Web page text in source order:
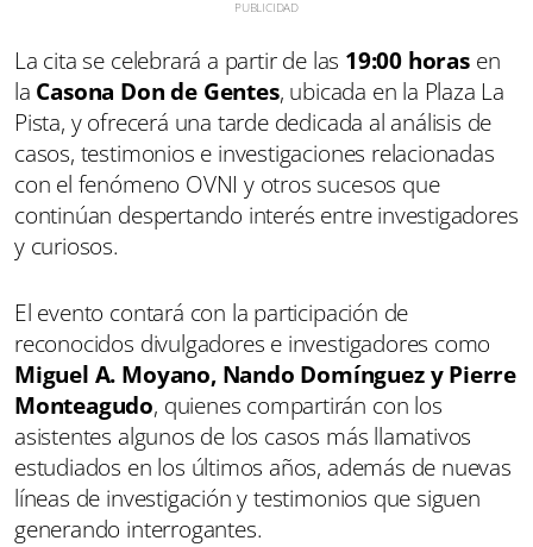
La cita se celebrará a partir de las 19:00 horasen
la Casona Don de Gentes, ubicada en la Plaza La
Pista, y ofrecerá una tarde dedicada al análisis de
casos, testimonios e investigaciones relacionadas
con el fenómeno OVNI y otros sucesos que
continúan despertando interés entre investigadores
y curiosos.
El evento contará con la participación de
reconocidos divulgadores e investigadores como
Miguel A. Moyano, Nando Domínguez y Pierre
Monteagudo, quienes compartirán con los
asistentes algunos de los casos más llamativos
estudiados en los últimos años, además de nuevas
líneas de investigación y testimonios que siguen
generando interrogantes.